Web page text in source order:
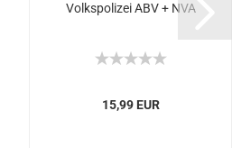
Volkspolizei ABV + NVA
15,99 EUR